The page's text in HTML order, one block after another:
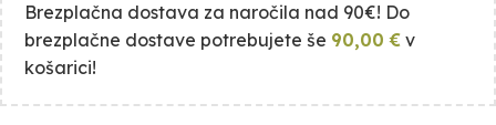
Brezplačna dostava za naročila nad 90€! Do
brezplačne dostave potrebujete še 90,00€ v
košarici!